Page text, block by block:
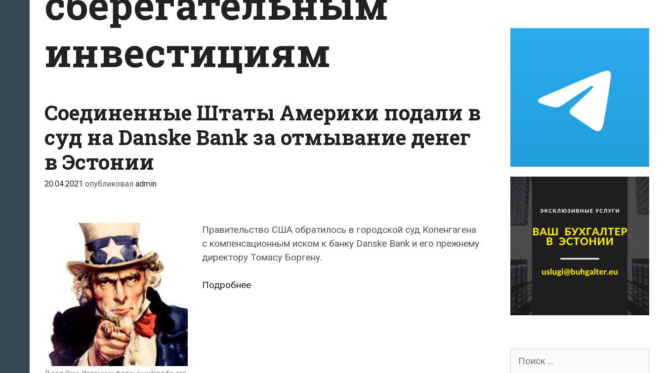
инвестициям
Соединенные Штаты Америки подали в
суд на Danske Bank за отмывание денег
в Эстонии
20.04.2021 опубликовал admin
Правительство США обратилось в городской суд Копенгагена
с компенсационным иском к банку Danske Bank и его прежнему
директору Томасу Боргену.
ПодробнееСоединенные
Поиск